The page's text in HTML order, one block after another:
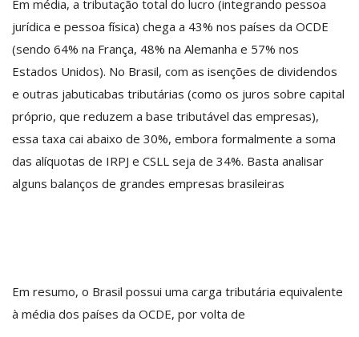
Em média, a tributação total do lucro (integrando pessoa
jurídica e pessoa física) chega a 43% nos países da OCDE
(sendo 64% na França, 48% na Alemanha e 57% nos
Estados Unidos). No Brasil, com as isenções de dividendos
e outras jabuticabas tributárias (como os juros sobre capital
próprio, que reduzem a base tributável das empresas),
essa taxa cai abaixo de 30%, embora formalmente a soma
das alíquotas de IRPJ e CSLL seja de 34%. Basta analisar
alguns balanços de grandes empresas brasileiras
Em resumo, o Brasil possui uma carga tributária equivalente
à média dos países da OCDE, por volta de